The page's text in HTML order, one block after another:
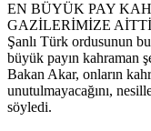
EN BÜYÜK PAY
GAZİLERİMİZE
Şanlı Türk ordusunun
büyük payın kahraman
Bakan Akar, onların
unutulmayacağını,
söyledi.